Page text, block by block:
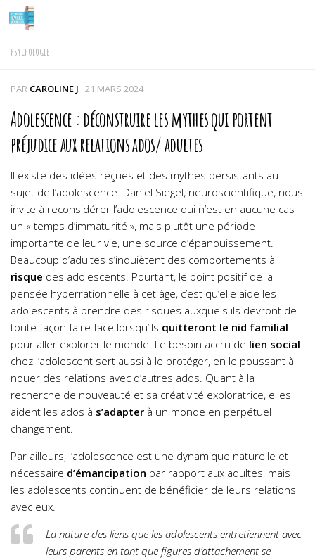
Skip to content
PSYCHOLOGIE
PAR CAROLINE J · 21 MARS 2024
Adolescence : déconstruire les mythes qui portent
préjudice aux relations ados/ adultes
Il existe des idées reçues et des mythes persistants au
sujet de l’adolescence. Daniel Siegel, neuroscientifique, nous
invite à reconsidérer l’adolescence qui n’est en aucune cas
un « temps d’immaturité », mais plutôt une période
importante de leur vie, une source d’épanouissement.
Beaucoup d’adultes s’inquiètent des comportements à
risque des adolescents. Pourtant, le point positif de la
pensée hyperrationnelle à cet âge, c’est qu’elle aide les
adolescents à prendre des risques auxquels ils devront de
toute façon faire face lorsqu’ils quitteront le nid familial
pour aller explorer le monde. Le besoin accru de lien social
chez l’adolescent sert aussi à le protéger, en le poussant à
nouer des relations avec d’autres ados. Quant à la
recherche de nouveauté et sa créativité exploratrice, elles
aident les ados à s’adapter à un monde en perpétuel
changement.
Par ailleurs, l’adolescence est une dynamique naturelle et
nécessaire d’émancipation par rapport aux adultes, mais
les adolescents continuent de bénéficier de leurs relations
avec eux.
La nature des liens que les adolescents entretiennent avec
leurs parents en tant que figures d’attachement se